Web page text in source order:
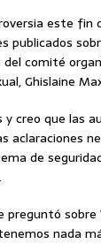
este fin
publicados
comité
Ghislaine
creo que las
aclaraciones
de
nada